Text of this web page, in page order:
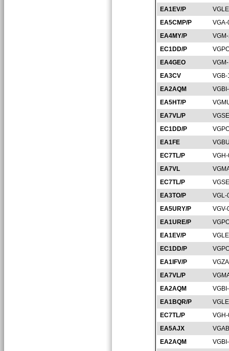
EA1EV/P
EA5CMP/P
EA4MY/P
EC1DD/P
EA4GEO
EA3CV
EA2AQM
EA5HT/P
EA7VL/P
EC1DD/P
EA1FE
EC7TL/P
EA7VL
EC7TL/P
EA3TO/P
VGL-
EA5URY/P
VGV-
EA1URE/P
EA1EV/P
EC1DD/P
EA1IFV/P
EA7VL/P
EA2AQM
EA1BQR/P
EC7TL/P
EA5AJX
EA2AQM